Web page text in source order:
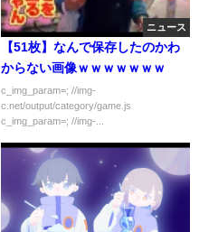
ニュース
【51枚】なんで保存したのかわ
からない画像ｗｗｗｗｗｗｗ
c_img_param=; //img-
c.net/output/category/game.js
c_img_param=; //img-...